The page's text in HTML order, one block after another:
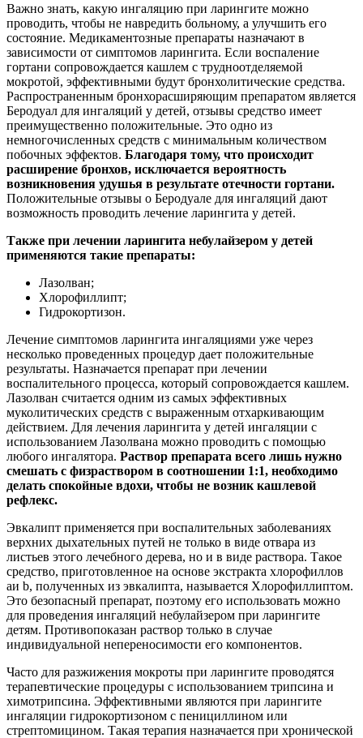
Важно знать, какую ингаляцию при ларингите можно
проводить, чтобы не навредить больному, а улучшить его
состояние. Медикаментозные препараты назначают в
зависимости от симптомов ларингита. Если воспаление
гортани сопровождается кашлем с трудноотделяемой
мокротой, эффективными будут бронхолитические средства.
Распространенным бронхорасширяющим препаратом является
Беродуал для ингаляций у детей, отзывы средство имеет
преимущественно положительные. Это одно из
немногочисленных средств с минимальным количеством
побочных эффектов. Благодаря тому, что происходит
расширение бронхов, исключается вероятность
возникновения удушья в результате отечности гортани.
Положительные отзывы о Беродуале для ингаляций дают
возможность проводить лечение ларингита у детей.
Также при лечении ларингита небулайзером у детей
применяются такие препараты:
Лазолван;
Хлорофиллипт;
Гидрокортизон.
Лечение симптомов ларингита ингаляциями уже через
несколько проведенных процедур дает положительные
результаты. Назначается препарат при лечении
воспалительного процесса, который сопровождается кашлем.
Лазолван считается одним из самых эффективных
муколитических средств с выраженным отхаркивающим
действием. Для лечения ларингита у детей ингаляции с
использованием Лазолвана можно проводить с помощью
любого ингалятора. Раствор препарата всего лишь нужно
смешать с физраствором в соотношении 1:1, необходимо
делать спокойные вдохи, чтобы не возник кашлевой
рефлекс.
Эвкалипт применяется при воспалительных заболеваниях
верхних дыхательных путей не только в виде отвара из
листьев этого лечебного дерева, но и в виде раствора. Такое
средство, приготовленное на основе экстракта хлорофиллов
aи b, полученных из эвкалипта, называется Хлорофиллиптом.
Это безопасный препарат, поэтому его использовать можно
для проведения ингаляций небулайзером при ларингите
детям. Противопоказан раствор только в случае
индивидуальной непереносимости его компонентов.
Часто для разжижения мокроты при ларингите проводятся
терапевтические процедуры с использованием трипсина и
химотрипсина. Эффективными являются при ларингите
ингаляции гидрокортизоном с пенициллином или
стрептомицином. Такая терапия назначается при хронической